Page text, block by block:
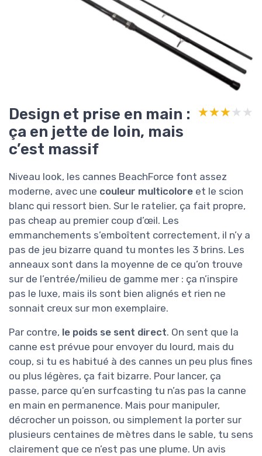
Design et prise en main :
ça en jette de loin, mais
c’est massif
★★★★★
★★★★★
Niveau look, les cannes BeachForce font assez
moderne, avec une couleur multicolore et le scion
blanc qui ressort bien. Sur le ratelier, ça fait propre,
pas cheap au premier coup d’œil. Les
emmanchements s’emboîtent correctement, il n’y a
pas de jeu bizarre quand tu montes les 3 brins. Les
anneaux sont dans la moyenne de ce qu’on trouve
sur de l’entrée/milieu de gamme mer : ça n’inspire
pas le luxe, mais ils sont bien alignés et rien ne
sonnait creux sur mon exemplaire.
Par contre, le poids se sent direct. On sent que la
canne est prévue pour envoyer du lourd, mais du
coup, si tu es habitué à des cannes un peu plus fines
ou plus légères, ça fait bizarre. Pour lancer, ça
passe, parce qu’en surfcasting tu n’as pas la canne
en main en permanence. Mais pour manipuler,
décrocher un poisson, ou simplement la porter sur
plusieurs centaines de mètres dans le sable, tu sens
clairement que ce n’est pas une plume. Un avis